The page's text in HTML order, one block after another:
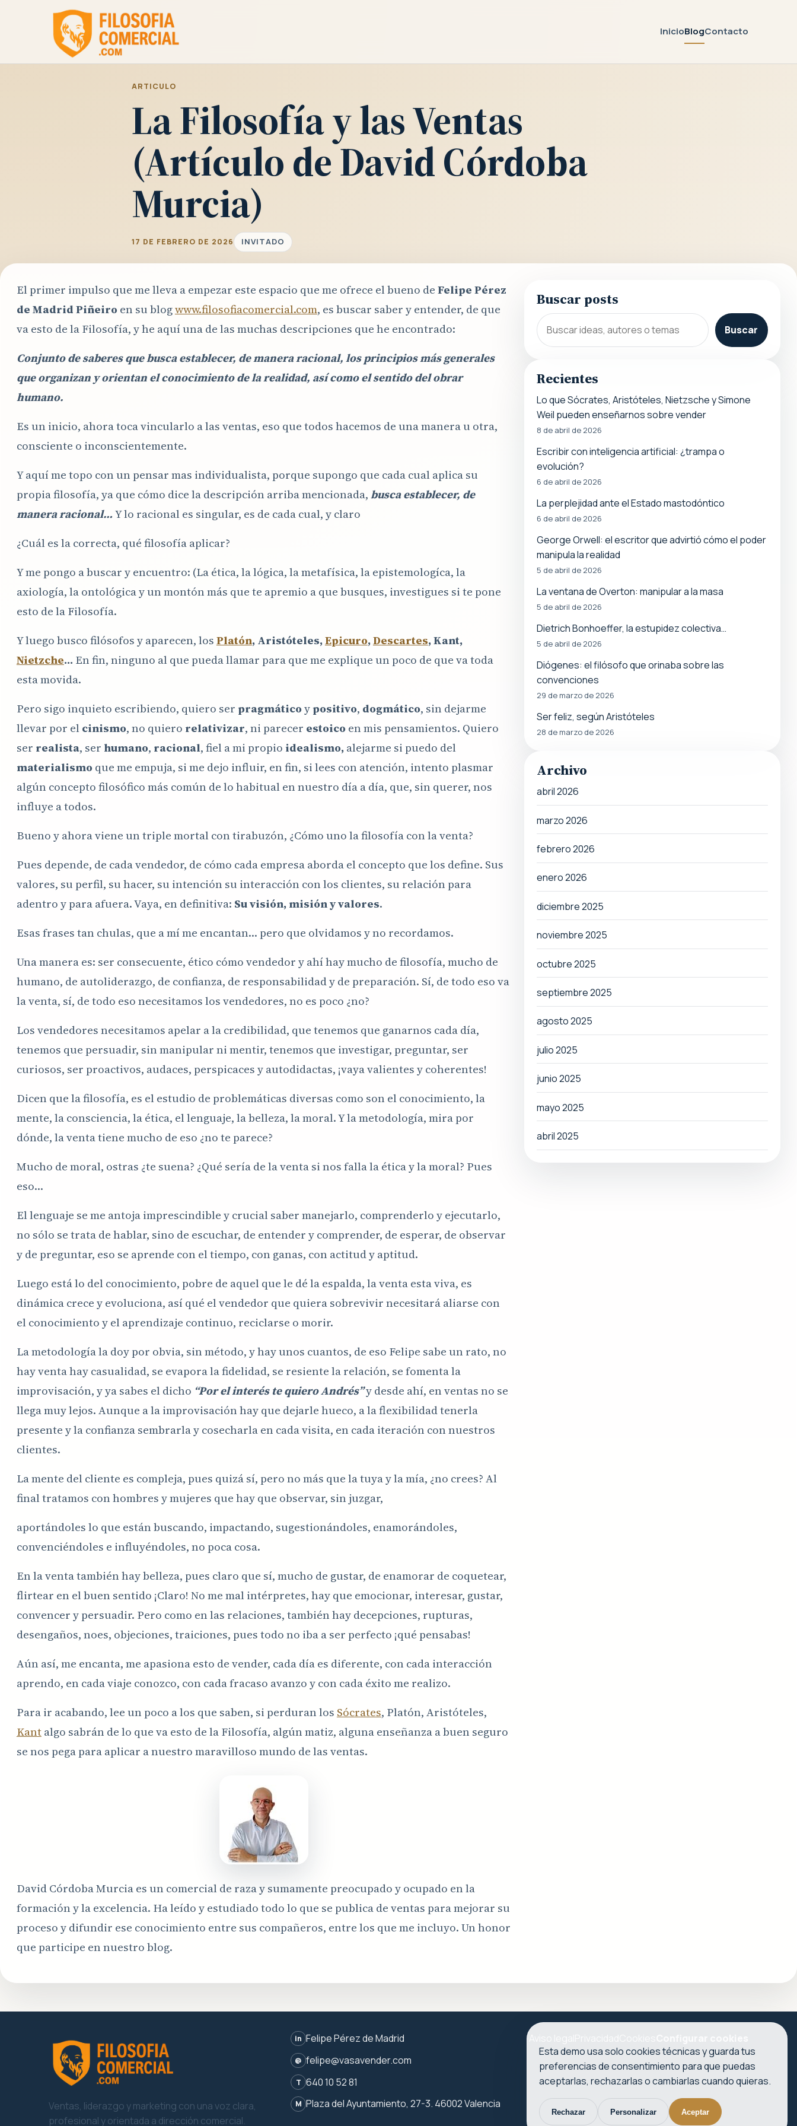
InicioBlogContacto
ARTICULO
La Filosofía y las Ventas
(Artículo de David Córdoba
Murcia)
17 DE FEBRERO DE 2026 INVITADO
El primer impulso que me lleva a empezar este espacio que me ofrece el bueno de Felipe Pérez
de Madrid Piñeiro en su blogwww.filosofiacomercial.com, es buscar saber y entender, de que
va esto de la Filosofía, y he aquí una de las muchas descripciones que he encontrado:
Conjunto de saberes que busca establecer, de manera racional, los principios más generales
que organizan y orientan el conocimiento de la realidad, así como el sentido del obrar
humano.
Es un inicio, ahora toca vincularlo a las ventas, eso que todos hacemos de una manera u otra,
consciente o inconscientemente.
Y aquí me topo con un pensar mas individualista, porque supongo que cada cual aplica su
propia filosofía, ya que cómo dice la descripción arriba mencionada, busca establecer, de
manera racional… Y lo racional es singular, es de cada cual, y claro
¿Cuál es la correcta, qué filosofía aplicar?
Y me pongo a buscar y encuentro: (La ética, la lógica, la metafísica, la epistemologíca, la
axiología, la ontológica y un montón más que te apremio a que busques, investigues si te pone
esto de la Filosofía.
Y luego busco filósofos y aparecen, los Platón, Aristóteles, Epicuro, Descartes, Kant,
Nietzche… En fin, ninguno al que pueda llamar para que me explique un poco de que va toda
esta movida.
Pero sigo inquieto escribiendo, quiero ser pragmáticoy positivo, dogmático, sin dejarme
llevar por el cinismo, no quiero relativizar, ni parecer estoico en mis pensamientos. Quiero
ser realista, ser humano, racional, fiel a mi propio idealismo, alejarme si puedo del
materialismo que me empuja, si me dejo influir, en fin, si lees con atención, intento plasmar
algún concepto filosófico más común de lo habitual en nuestro día a día, que, sin querer, nos
influye a todos.
Bueno y ahora viene un triple mortal con tirabuzón, ¿Cómo uno la filosofía con la venta?
Pues depende, de cada vendedor, de cómo cada empresa aborda el concepto que los define. Sus
valores, su perfil, su hacer, su intención su interacción con los clientes, su relación para
adentro y para afuera. Vaya, en definitiva: Su visión, misión y valores.
Esas frases tan chulas, que a mí me encantan… pero que olvidamos y no recordamos.
Una manera es: ser consecuente, ético cómo vendedor y ahí hay mucho de filosofía, mucho de
humano, de autoliderazgo, de confianza, de responsabilidad y de preparación. Sí, de todo eso va
la venta, sí, de todo eso necesitamos los vendedores, no es poco ¿no?
Los vendedores necesitamos apelar a la credibilidad, que tenemos que ganarnos cada día,
tenemos que persuadir, sin manipular ni mentir, tenemos que investigar, preguntar, ser
curiosos, ser proactivos, audaces, perspicaces y autodidactas, ¡vaya valientes y coherentes!
Dicen que la filosofía, es el estudio de problemáticas diversas como son el conocimiento, la
mente, la consciencia, la ética, el lenguaje, la belleza, la moral. Y la metodología, mira por
dónde, la venta tiene mucho de eso ¿no te parece?
Mucho de moral, ostras ¿te suena? ¿Qué sería de la venta si nos falla la ética y la moral? Pues
eso…
El lenguaje se me antoja imprescindible y crucial saber manejarlo, comprenderlo y ejecutarlo,
no sólo se trata de hablar, sino de escuchar, de entender y comprender, de esperar, de observar
y de preguntar, eso se aprende con el tiempo, con ganas, con actitud y aptitud.
Luego está lo del conocimiento, pobre de aquel que le dé la espalda, la venta esta viva, es
dinámica crece y evoluciona, así qué el vendedor que quiera sobrevivir necesitará aliarse con
el conocimiento y el aprendizaje continuo, reciclarse o morir.
La metodología la doy por obvia, sin método, y hay unos cuantos, de eso Felipe sabe un rato, no
hay venta hay casualidad, se evapora la fidelidad, se resiente la relación, se fomenta la
improvisación, y ya sabes el dicho “Por el interés te quiero Andrés”y desde ahí, en ventas no se
llega muy lejos. Aunque a la improvisación hay que dejarle hueco, a la flexibilidad tenerla
presente y la confianza sembrarla y cosecharla en cada visita, en cada iteración con nuestros
clientes.
La mente del cliente es compleja, pues quizá sí, pero no más que la tuya y la mía, ¿no crees? Al
final tratamos con hombres y mujeres que hay que observar, sin juzgar,
aportándoles lo que están buscando, impactando, sugestionándoles, enamorándoles,
convenciéndoles e influyéndoles, no poca cosa.
En la venta también hay belleza, pues claro que sí, mucho de gustar, de enamorar de coquetear,
flirtear en el buen sentido ¡Claro! No me mal intérpretes, hay que emocionar, interesar, gustar,
convencer y persuadir. Pero como en las relaciones, también hay decepciones, rupturas,
desengaños, noes, objeciones, traiciones, pues todo no iba a ser perfecto ¡qué pensabas!
Aún así, me encanta, me apasiona esto de vender, cada día es diferente, con cada interacción
aprendo, en cada viaje conozco, con cada fracaso avanzo y con cada éxito me realizo.
Para ir acabando, lee un poco a los que saben, si perduran los Sócrates, Platón, Aristóteles,
Kantalgo sabrán de lo que va esto de la Filosofía, algún matiz, alguna enseñanza a buen seguro
se nos pega para aplicar a nuestro maravilloso mundo de las ventas.
David Córdoba Murcia es un comercial de raza y sumamente preocupado y ocupado en la
formación y la excelencia. Ha leído y estudiado todo lo que se publica de ventas para mejorar su
proceso y difundir ese conocimiento entre sus compañeros, entre los que me incluyo. Un honor
que participe en nuestro blog.
Buscar posts
Buscar
Recientes
Lo que Sócrates, Aristóteles, Nietzsche y Simone
Weil pueden enseñarnos sobre vender
8 de abril de 2026
Escribir con inteligencia artificial: ¿trampa o
evolución?
6 de abril de 2026
La perplejidad ante el Estado mastodóntico
6 de abril de 2026
George Orwell: el escritor que advirtió cómo el poder
manipula la realidad
5 de abril de 2026
La ventana de Overton: manipular a la masa
5 de abril de 2026
Dietrich Bonhoeffer, la estupidez colectiva…
5 de abril de 2026
Diógenes: el filósofo que orinaba sobre las
convenciones
29 de marzo de 2026
Ser feliz, según Aristóteles
28 de marzo de 2026
Archivo
abril 2026
marzo 2026
febrero 2026
enero 2026
diciembre 2025
noviembre 2025
octubre 2025
septiembre 2025
agosto 2025
julio 2025
junio 2025
mayo 2025
abril 2025
Ventas, liderazgo y marketing con una voz clara,
profesional y orientada a dirección comercial.
in Felipe Pérez de Madrid
@ felipe@vasavender.com
T 640 10 52 81
M Plaza del Ayuntamiento, 27-3. 46002 Valencia
Esta demo usa solo cookies técnicas y guarda tus
preferencias de consentimiento para que puedas
aceptarlas, rechazarlas o cambiarlas cuando quieras.
Rechazar Personalizar Aceptar